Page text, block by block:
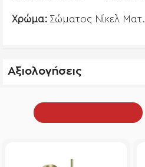
Χρώμα: Σώματος Νίκελ Ματ.
Αξιολογήσεις